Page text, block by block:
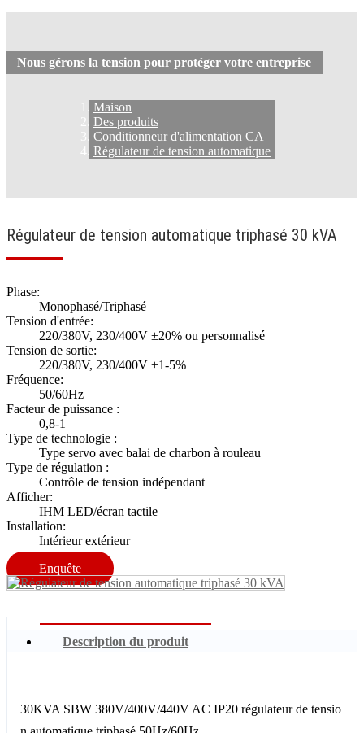
Nous gérons la tension pour protéger votre entreprise
Maison
Des produits
Conditionneur d'alimentation CA
Régulateur de tension automatique
Régulateur de tension automatique triphasé 30 kVA
Phase:
Monophasé/Triphasé
Tension d'entrée:
220/380V, 230/400V ±20% ou personnalisé
Tension de sortie:
220/380V, 230/400V ±1-5%
Fréquence:
50/60Hz
Facteur de puissance :
0,8-1
Type de technologie :
Type servo avec balai de charbon à rouleau
Type de régulation :
Contrôle de tension indépendant
Afficher:
IHM LED/écran tactile
Installation:
Intérieur extérieur
Enquête
Description du produit
30KVA SBW 380V/400V/440V AC IP20 régulateur de tensio